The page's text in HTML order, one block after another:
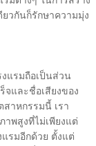
วกันก็รักษาความมุ่ง
งแรมถือเป็นส่วน
จและชื่อเสียงของ
าหกรรมนี้ เรา
าพสูงที่ไม่เพียงแต่
รมอีกด้วย ตั้งแต่